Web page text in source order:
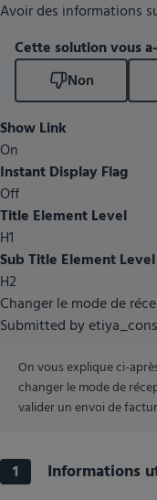
montant
ma
facture
?
Avoir des informations
Cette solution vous
Non
Show Link
On
Instant Display Flag
Off
Title Element Level
H1
Sub Title Element Level
H2
Changer le mode de
Submitted by
On vous explique ci-
changer le mode de
valider un envoi de
1 Informations